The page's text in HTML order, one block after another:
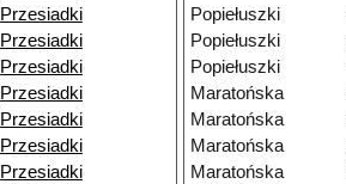
Przesiadki
Przesiadki
Przesiadki
Przesiadki
Przesiadki
Przesiadki
Przesiadki
Popiełuszki
Popiełuszki
Popiełuszki
Maratońska
Maratońska
Maratońska
Maratońska